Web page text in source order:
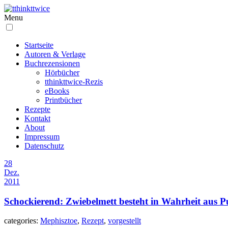
Menu
Startseite
Autoren & Verlage
Buchrezensionen
Hörbücher
tthinkttwice-Rezis
eBooks
Printbücher
Rezepte
Kontakt
About
Impressum
Datenschutz
28
Dez.
2011
Schockierend: Zwiebelmett besteht in Wahrheit aus
categories: Mephisztoe, Rezept, vorgestellt